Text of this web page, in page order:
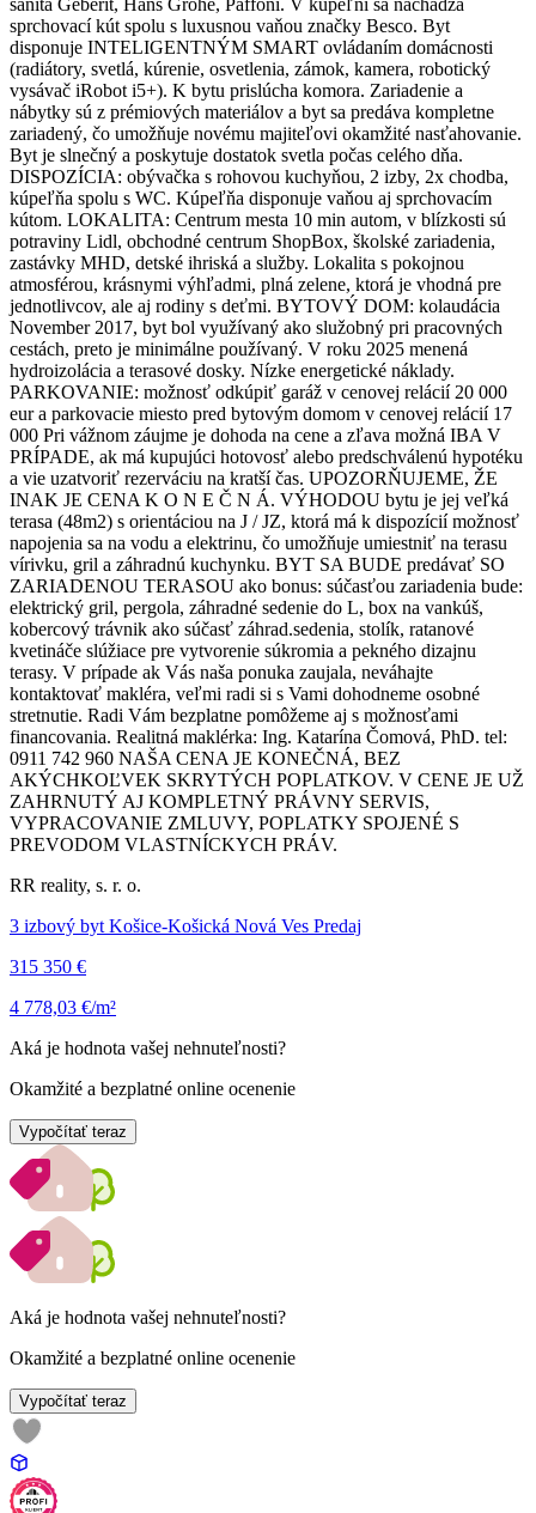
sanita Geberit, Hans Grohe, Paffoni. V kúpeľni sa nachádza
sprchovací kút spolu s luxusnou vaňou značky Besco. Byt
disponuje INTELIGENTNÝM SMART ovládaním domácnosti
(radiátory, svetlá, kúrenie, osvetlenia, zámok, kamera, robotický
vysávač iRobot i5+). K bytu prislúcha komora. Zariadenie a
nábytky sú z prémiových materiálov a byt sa predáva kompletne
zariadený, čo umožňuje novému majiteľovi okamžité nasťahovanie.
Byt je slnečný a poskytuje dostatok svetla počas celého dňa.
DISPOZÍCIA: obývačka s rohovou kuchyňou, 2 izby, 2x chodba,
kúpeľňa spolu s WC. Kúpeľňa disponuje vaňou aj sprchovacím
kútom. LOKALITA: Centrum mesta 10 min autom, v blízkosti sú
potraviny Lidl, obchodné centrum ShopBox, školské zariadenia,
zastávky MHD, detské ihriská a služby. Lokalita s pokojnou
atmosférou, krásnymi výhľadmi, plná zelene, ktorá je vhodná pre
jednotlivcov, ale aj rodiny s deťmi. BYTOVÝ DOM: kolaudácia
November 2017, byt bol využívaný ako služobný pri pracovných
cestách, preto je minimálne používaný. V roku 2025 menená
hydroizolácia a terasové dosky. Nízke energetické náklady.
PARKOVANIE: možnosť odkúpiť garáž v cenovej relácií 20 000
eur a parkovacie miesto pred bytovým domom v cenovej relácií 17
000 Pri vážnom záujme je dohoda na cene a zľava možná IBA V
PRÍPADE, ak má kupujúci hotovosť alebo predschválenú hypotéku
a vie uzatvoriť rezerváciu na kratší čas. UPOZORŇUJEME, ŽE
INAK JE CENA K O N E Č N Á. VÝHODOU bytu je jej veľká
terasa (48m2) s orientáciou na J / JZ, ktorá má k dispozícií možnosť
napojenia sa na vodu a elektrinu, čo umožňuje umiestniť na terasu
vírivku, gril a záhradnú kuchynku. BYT SA BUDE predávať SO
ZARIADENOU TERASOU ako bonus: súčasťou zariadenia bude:
elektrický gril, pergola, záhradné sedenie do L, box na vankúš,
kobercový trávnik ako súčasť záhrad.sedenia, stolík, ratanové
kvetináče slúžiace pre vytvorenie súkromia a pekného dizajnu
terasy. V prípade ak Vás naša ponuka zaujala, neváhajte
kontaktovať makléra, veľmi radi si s Vami dohodneme osobné
stretnutie. Radi Vám bezplatne pomôžeme aj s možnosťami
financovania. Realitná maklérka: Ing. Katarína Čomová, PhD. tel:
0911 742 960 NAŠA CENA JE KONEČNÁ, BEZ
AKÝCHKOĽVEK SKRYTÝCH POPLATKOV. V CENE JE UŽ
ZAHRNUTÝ AJ KOMPLETNÝ PRÁVNY SERVIS,
VYPRACOVANIE ZMLUVY, POPLATKY SPOJENÉ S
PREVODOM VLASTNÍCKYCH PRÁV.
RR reality, s. r. o.
3 izbový byt Košice-Košická Nová Ves Predaj
315 350 €
4 778,03 €/m²
Aká je hodnota vašej nehnuteľnosti?
Okamžité a bezplatné online ocenenie
Vypočítať teraz
Aká je hodnota vašej nehnuteľnosti?
Okamžité a bezplatné online ocenenie
Vypočítať teraz